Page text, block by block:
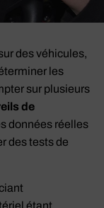
des véhicules,
les
sur plusieurs
de
données réelles
des tests de
étant